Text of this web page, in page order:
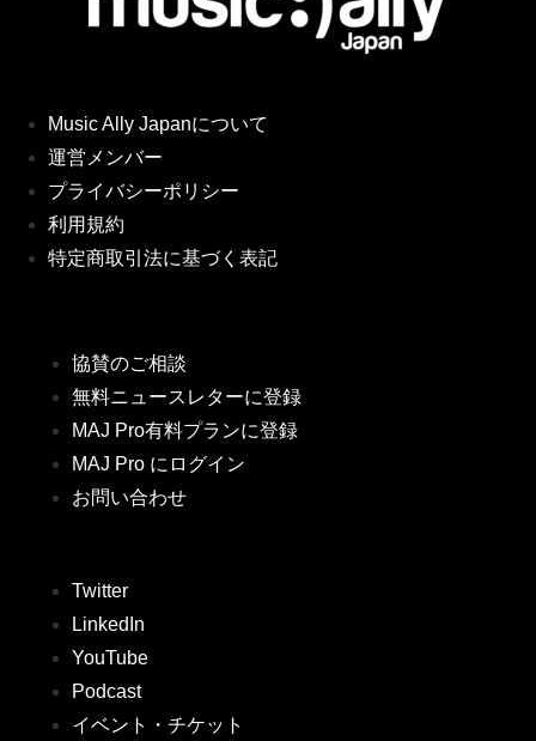
Music Ally Japanについて
運営メンバー
プライバシーポリシー
利用規約
特定商取引法に基づく表記
協賛のご相談
無料ニュースレターに登録
MAJ Pro有料プランに登録
MAJ Pro にログイン
お問い合わせ
Twitter
LinkedIn
YouTube
Podcast
イベント・チケット